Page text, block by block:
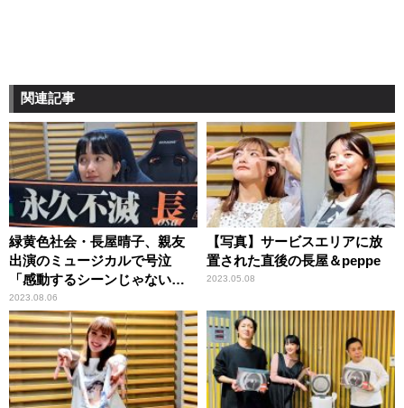
関連記事
緑黄色社会・長屋晴子、親友
出演のミュージカルで号泣
「感動するシーンじゃないん
だけど……」
2023.08.06
【写真】サービスエリアに放
置された直後の長屋＆peppe
2023.05.08